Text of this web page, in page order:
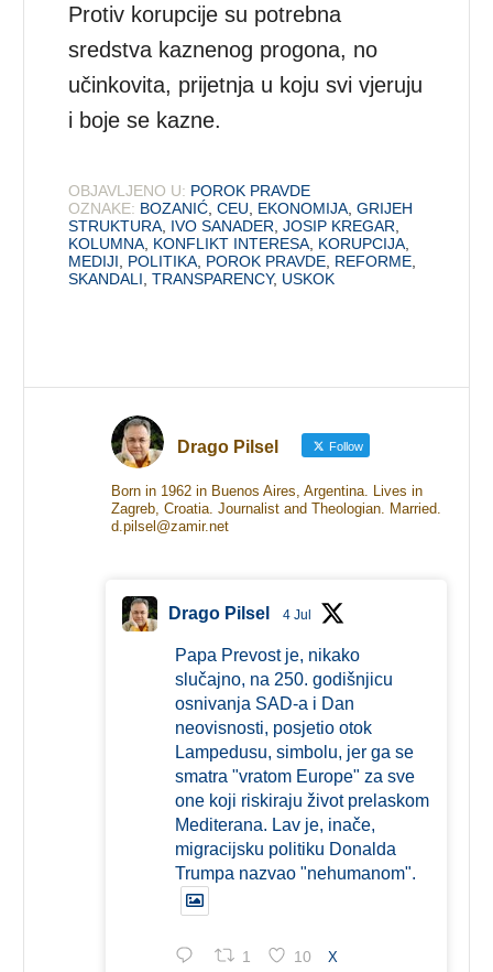
Protiv korupcije su potrebna
sredstva kaznenog progona, no
učinkovita, prijetnja u koju svi vjeruju
i boje se kazne.
OBJAVLJENO U: POROK PRAVDE
OZNAKE: BOZANIĆ ,CEU EKONOMIJA ,GRIJEH
STRUKTURA IVO SANADER ,JOSIP KREGAR
KOLUMNA KONFLIKT INTERESA KORUPCIJA
MEDIJI
POLITIKA POROK PRAVDE REFORME
SKANDALI ,TRANSPARENCY, USKOK
Drago Pilsel Follow
Born in 1962 in Buenos Aires, Argentina. Lives in
Zagreb, Croatia. Journalist and Theologian. Married.
d.pilsel@zamir.net
Drago Pilsel 4 Jul
Papa Prevost je, nikako
slučajno, na 250. godišnjicu
osnivanja SAD-a i Dan
neovisnosti, posjetio otok
Lampedusu, simbolu, jer ga se
smatra "vratom Europe" za sve
one koji riskiraju život prelaskom
Mediterana. Lav je, inače,
migracijsku politiku Donalda
Trumpa nazvao "nehumanom".
1 10 X